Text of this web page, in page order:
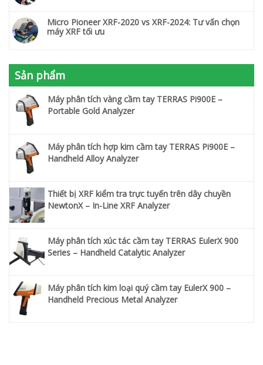
Micro Pioneer XRF-2020 vs XRF-2024: Tư vấn chọn
máy XRF tối ưu
Sản phẩm
Máy phân tích vàng cầm tay TERRAS Pi900E –
Portable Gold Analyzer
Máy phân tích hợp kim cầm tay TERRAS Pi900E –
Handheld Alloy Analyzer
Thiết bị XRF kiểm tra trực tuyến trên dây chuyền
NewtonX – In-Line XRF Analyzer
Máy phân tích xúc tác cầm tay TERRAS EulerX 900
Series – Handheld Catalytic Analyzer
Máy phân tích kim loại quý cầm tay EulerX 900 –
Handheld Precious Metal Analyzer